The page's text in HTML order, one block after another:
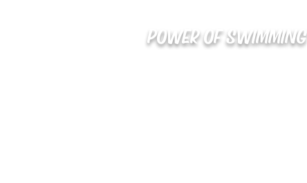
POWER OF SWIMMING